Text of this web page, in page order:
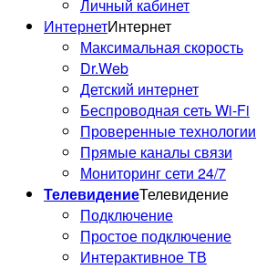
Личный кабинет
ИнтернетИнтернет
Максимальная скорость
Dr.Web
Детский интернет
Беспроводная сеть Wi-Fi
Проверенные технологии
Прямые каналы связи
Мониторинг сети 24/7
ТелевидениеТелевидение
Подключение
Простое подключение
Интерактивное ТВ